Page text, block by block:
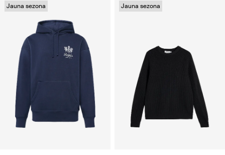
Jauna sezona Jauna sezona